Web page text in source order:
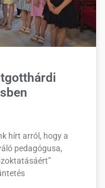
hírt arról, hogy a
pedagógusa,